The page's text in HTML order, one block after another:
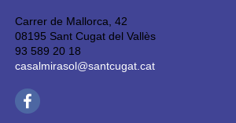
Carrer de Mallorca, 42
08195 Sant Cugat del Vallès
93 589 20 18
casalmirasol@santcugat.cat